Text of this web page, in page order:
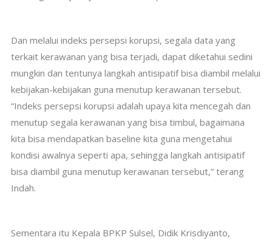
Dan melalui indeks persepsi korupsi, segala data yang
terkait kerawanan yang bisa terjadi, dapat diketahui sedini
mungkin dan tentunya langkah antisipatif bisa diambil melalui
kebijakan-kebijakan guna menutup kerawanan tersebut.
“Indeks persepsi korupsi adalah upaya kita mencegah dan
menutup segala kerawanan yang bisa timbul, bagaimana
kita bisa mendapatkan baseline kita guna mengetahui
kondisi awalnya seperti apa, sehingga langkah antisipatif
bisa diambil guna menutup kerawanan tersebut,” terang
Indah.
Sementara itu Kepala BPKP Sulsel, Didik Krisdiyanto,